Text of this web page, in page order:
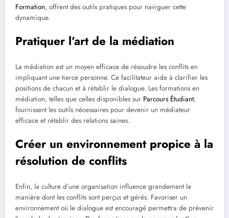
Formation, offrent des outils pratiques pour naviguer cette
dynamique.
Pratiquer l’art de la médiation
La médiation est un moyen efficace de résoudre les conflits en
impliquant une tierce personne. Ce facilitateur aide à clarifier les
positions de chacun et à rétablir le dialogue. Les formations en
médiation, telles que celles disponibles sur Parcours Étudiant,
fournissent les outils nécessaires pour devenir un médiateur
efficace et rétablir des relations saines.
Créer un environnement propice à la
résolution de conflits
Enfin, la culture d’une organisation influence grandement la
manière dont les conflits sont perçus et gérés. Favoriser un
environnement où le dialogue est encouragé permettra de prévenir